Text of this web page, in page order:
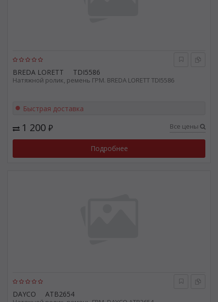
BREDA LORETT TDI5586
Натяжной ролик, ремень ГРМ. BREDA LORETT TDI5586
Быстрая доставка
1 200 ₽ Все цены
Подробнее
DAYCO ATB2654